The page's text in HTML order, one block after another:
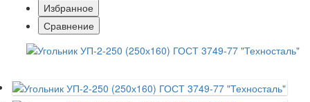
Избранное
Сравнение